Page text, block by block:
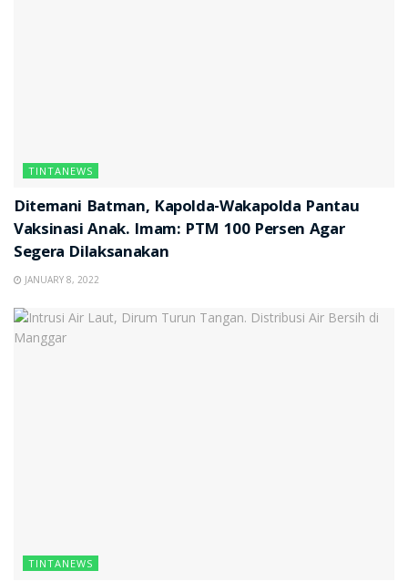
TINTANEWS
Ditemani Batman, Kapolda-Wakapolda Pantau
Vaksinasi Anak. Imam: PTM 100 Persen Agar
Segera Dilaksanakan
JANUARY 8, 2022
TINTANEWS